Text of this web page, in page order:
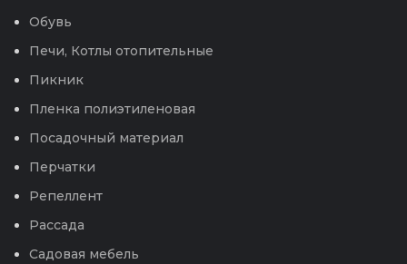
Обувь
Печи, Котлы отопительные
Пикник
Пленка полиэтиленовая
Посадочный материал
Перчатки
Репеллент
Рассада
Садовая мебель